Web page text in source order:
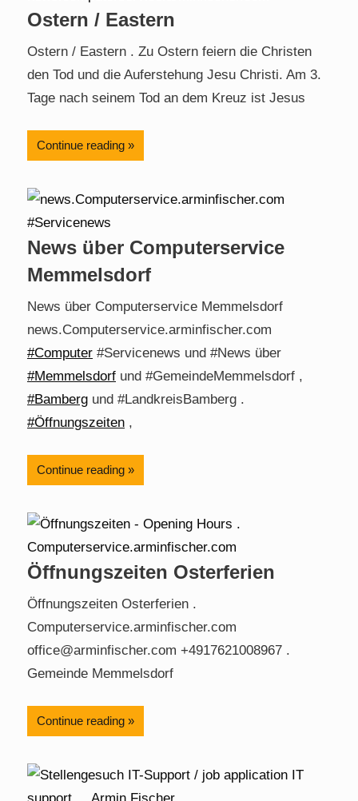
Ostern / Eastern
Ostern / Eastern . Zu Ostern feiern die Christen
den Tod und die Auferstehung Jesu Christi. Am 3.
Tage nach seinem Tod an dem Kreuz ist Jesus
Continue reading
News über Computerservice
Memmelsdorf
News über Computerservice Memmelsdorf
news.Computerservice.arminfischer.com
#Computer #Servicenews und #News über
#Memmelsdorf und #GemeindeMemmelsdorf ,
#Bamberg und #LandkreisBamberg .
#Öffnungszeiten ,
Continue reading
Öffnungszeiten Osterferien
Öffnungszeiten Osterferien .
Computerservice.arminfischer.com
office@arminfischer.com +4917621008967 .
Gemeinde Memmelsdorf
Continue reading